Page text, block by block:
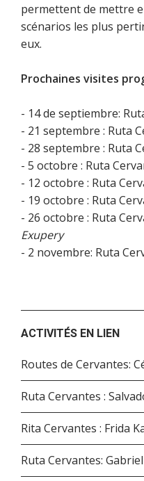
permettent de mettre
scénarios les plus
eux.
Prochaines visites
- 14 de septiembre:
- 21 septembre : Ruta
- 28 septembre : Ruta
- 5 octobre : Ruta
- 12 octobre : Ruta
- 19 octobre : Ruta
- 26 octobre : Ruta
Exupery
- 2 novembre: Ruta
ACTIVITÉS EN LIEN
Routes de Cervantes:
Ruta Cervantes :
Rita Cervantes : Frida
Ruta Cervantes: